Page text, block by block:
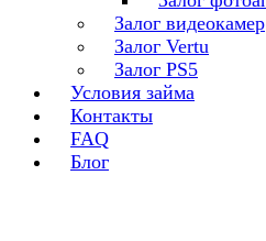
Залог видеокамер
Залог Vertu
Залог PS5
Условия займа
Контакты
FAQ
Блог